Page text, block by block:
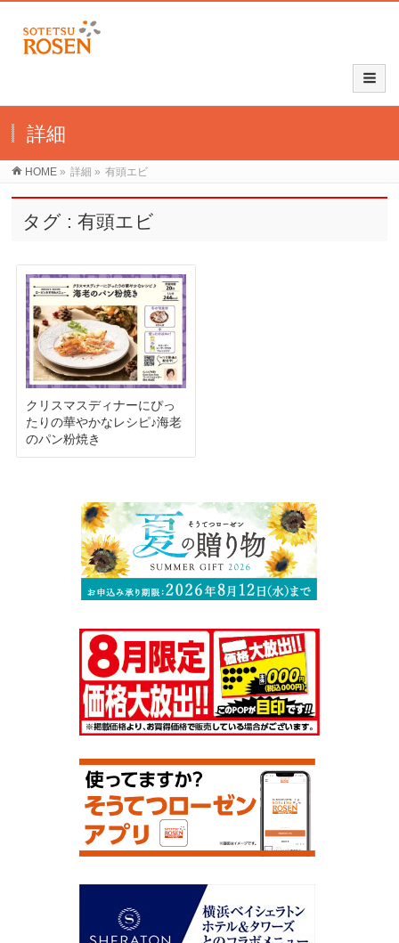
詳細
HOME » 詳細 » 有頭エビ
タグ : 有頭エビ
クリスマスディナーにぴっ
たりの華やかなレシピ♪海老
のパン粉焼き